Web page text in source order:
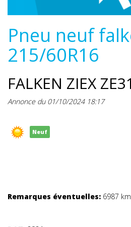
Pneu neuf
215/60R16
FALKEN ZIEX
Annonce du 01/10/2024 18:17
Neuf
Remarques éventuelles: 6987 km